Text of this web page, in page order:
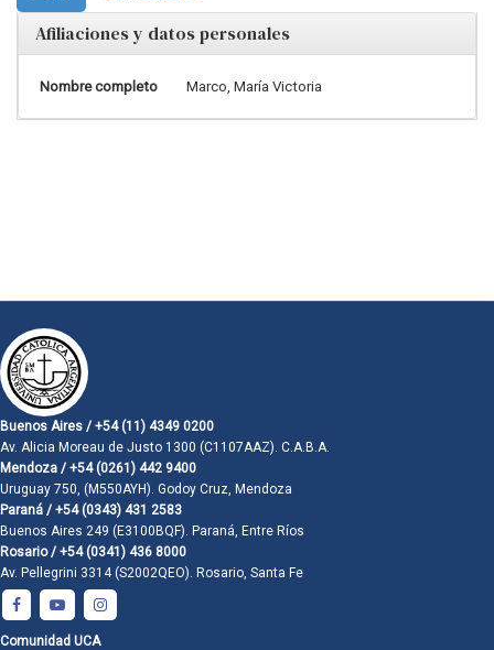
Afiliaciones y datos personales
Nombre completo Marco, María Victoria
Buenos Aires / +54 (11) 4349 0200
Av. Alicia Moreau de Justo 1300 (C1107AAZ). C.A.B.A.
Mendoza / +54 (0261) 442 9400
Uruguay 750, (M550AYH). Godoy Cruz, Mendoza
Paraná / +54 (0343) 431 2583
Buenos Aires 249 (E3100BQF). Paraná, Entre Ríos
Rosario / +54 (0341) 436 8000
Av. Pellegrini 3314 (S2002QEO). Rosario, Santa Fe
Comunidad UCA